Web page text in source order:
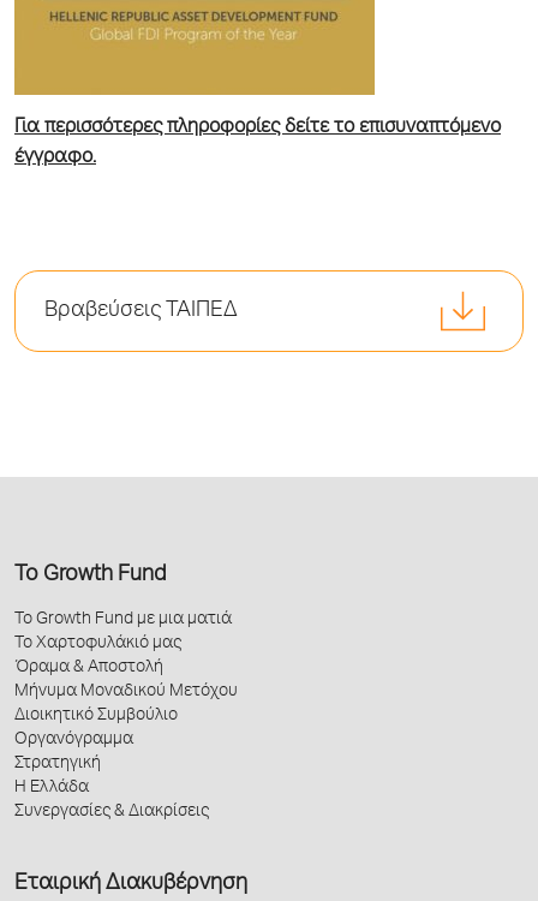
Για περισσότερες πληροφορίες δείτε το επισυναπτόμενο
έγγραφο.
Βραβεύσεις ΤΑΙΠΕΔ
Το Growth Fund
Το Growth Fund με μια ματιά
Το Χαρτοφυλάκιό μας
Όραμα & Αποστολή
Μήνυμα Μοναδικού Μετόχου
Διοικητικό Συμβούλιο
Οργανόγραμμα
Στρατηγική
Η Ελλάδα
Συνεργασίες & Διακρίσεις
Εταιρική Διακυβέρνηση